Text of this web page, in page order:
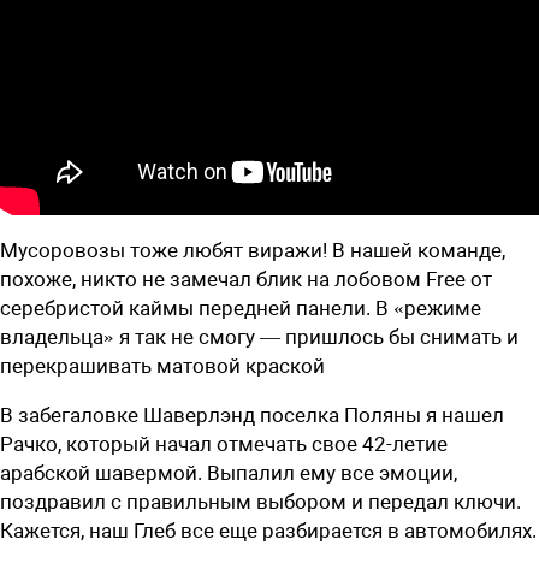
Мусоровозы тоже любят виражи! В нашей команде,
похоже, никто не замечал блик на лобовом Free от
серебристой каймы передней панели. В «режиме
владельца» я так не смогу — пришлось бы снимать и
перекрашивать матовой краской
В забегаловке Шаверлэнд поселка ­Поляны я нашел
Рачко, который начал отмечать свое 42-летие
арабской шавермой. Выпалил ему все эмоции,
поздравил с правильным выбором и передал ключи.
Кажется, наш Глеб все еще разбирается в автомобилях.